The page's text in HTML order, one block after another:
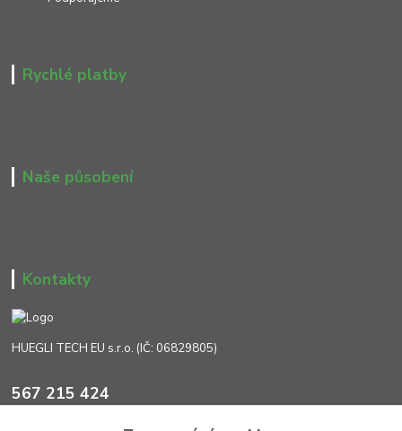
Rychlé platby
Naše působení
Kontakty
HUEGLI TECH EU s.r.o. (IČ: 06829805)
567 215 424